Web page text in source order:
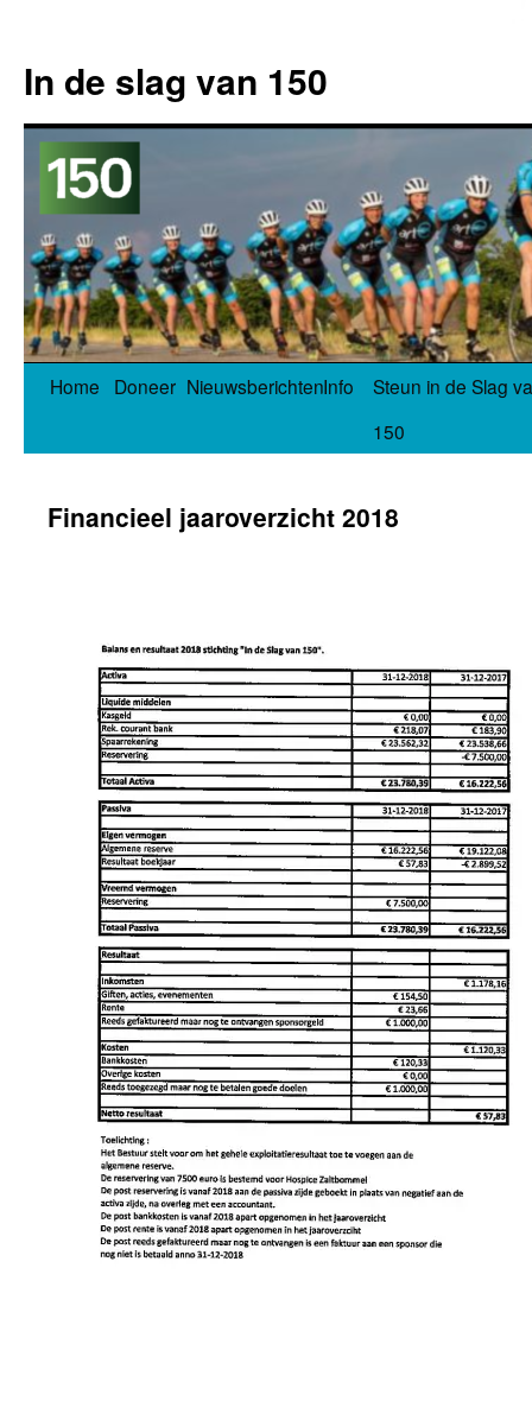
In de slag van 150
Spring
Home Doneer NieuwsberichtenInfo
Steun in de Slag
150
Financieel jaaroverzicht 2018